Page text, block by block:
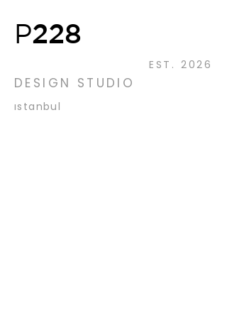
P228
EST. 2026
DESIGN STUDIO
ıstanbul